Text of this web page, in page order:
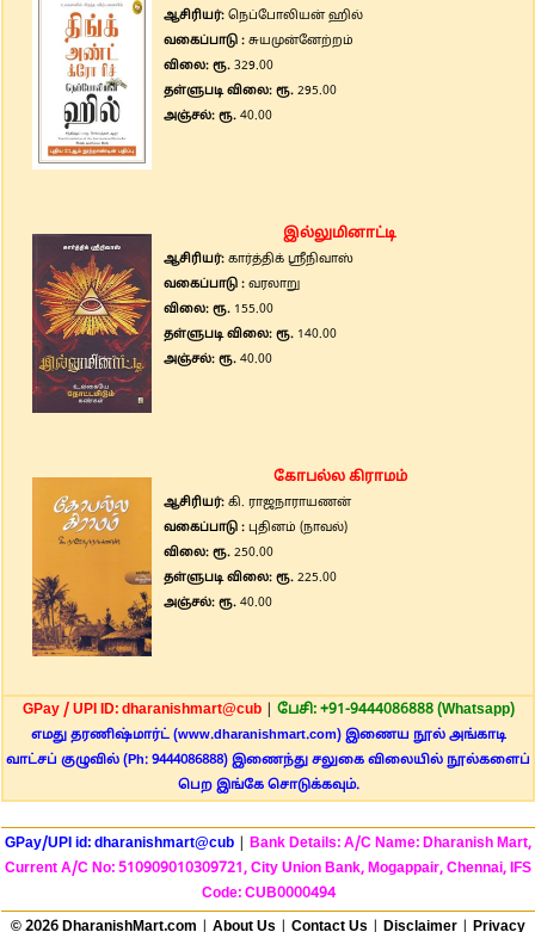
ஆசிரியர்: நெப்போலியன் ஹில்
வகைப்பாடு : சுயமுன்னேற்றம்
விலை: ரூ. 329.00
தள்ளுபடி விலை: ரூ. 295.00
அஞ்சல்: ரூ. 40.00
இல்லுமினாட்டி
ஆசிரியர்: கார்த்திக் ஸ்ரீநிவாஸ்
வகைப்பாடு : வரலாறு
விலை: ரூ. 155.00
தள்ளுபடி விலை: ரூ. 140.00
அஞ்சல்: ரூ. 40.00
கோபல்ல கிராமம்
ஆசிரியர்: கி. ராஜநாராயணன்
வகைப்பாடு : புதினம் (நாவல்)
விலை: ரூ. 250.00
தள்ளுபடி விலை: ரூ. 225.00
அஞ்சல்: ரூ. 40.00
GPay / UPI ID: dharanishmart@cub| பேசி: +91-9444086888 (Whatsapp)
எமது தரணிஷ்மார்ட் (www.dharanishmart.com) இணைய நூல் அங்காடி
வாட்சப் குழுவில் (Ph: 9444086888) இணைந்து சலுகை விலையில் நூல்களைப்
பெற இங்கே சொடுக்கவும்.
GPay/UPI id: dharanishmart@cub
Bank Details: A/C Name: Dharanish Mart,
Current A/C No: 510909010309721, City Union Bank, Mogappair, Chennai, IFS
Code: CUB0000494
© 2026 DharanishMart.com
About Us Contact Us Disclaimer Privacy